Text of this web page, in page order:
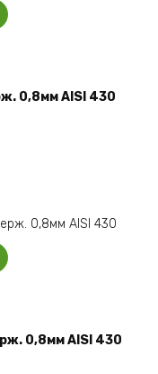
0,8мм AISI 430
0,8мм AISI 430